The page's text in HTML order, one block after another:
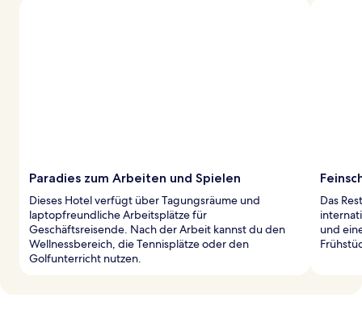
Paradies zum Arbeiten und Spielen
Dieses Hotel verfügt über Tagungsräume und
laptopfreundliche Arbeitsplätze für
Geschäftsreisende. Nach der Arbeit kannst du den
Wellnessbereich, die Tennisplätze oder den
Golfunterricht nutzen.
Das
und